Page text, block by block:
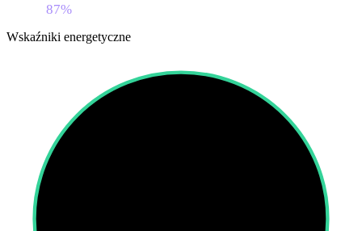
87%
Wskaźniki energetyczne